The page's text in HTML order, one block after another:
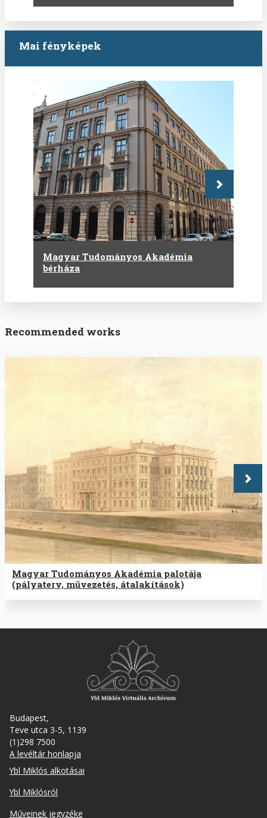
Mai fényképek
Magyar Tudományos Akadémia
bérháza
Következő
Recommended works
Magyar Tudományos Akadémia palotája
(pályaterv, művezetés, átalakítások)
Budapest,
Teve utca 3-5, 1139
(1)298 7500
A levéltár honlapja
Footer
Ybl Miklós alkotásai
Ybl Miklósról
Műveinek jegyzéke